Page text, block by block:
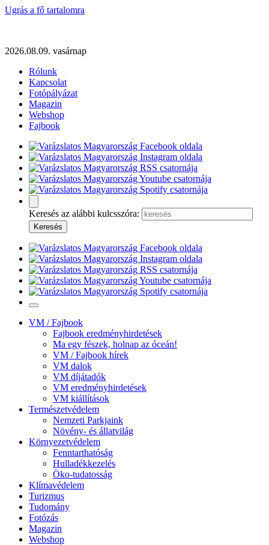
Ugrás a fő tartalomra
2026.08.09. vasárnap
Rólunk
Kapcsolat
Fotópályázat
Magazin
Webshop
Fajbook
Keresés az alábbi kulcsszóra:
VM / Fajbook
Fajbook eredményhirdetések
Ma egy fészek, holnap az óceán!
VM / Fajbook hírek
VM dalok
VM díjátadók
VM eredményhirdetések
VM kiállítások
Természetvédelem
Nemzeti Parkjaink
Növény- és állatvilág
Környezetvédelem
Fenntarthatóság
Hulladékkezelés
Öko-tudatosság
Klímavédelem
Turizmus
Tudomány
Fotózás
Magazin
Webshop